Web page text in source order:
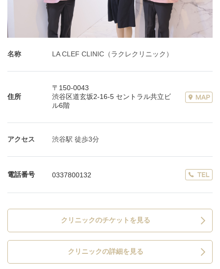
名称 LA CLEF CLINIC（ラクレクリニック）
住所
〒150-0043
渋谷区道玄坂2-16-5 セントラル共立ビ
ル6階
アクセス 渋谷駅 徒歩3分
電話番号 0337800132
クリニックのチケットを見る
クリニックの詳細を見る